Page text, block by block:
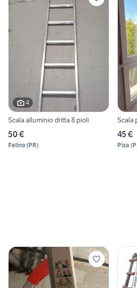
4
Scala alluminio dritta 8 pioli
50 €
Felino(PR)
Scala
45 €
Pisa (